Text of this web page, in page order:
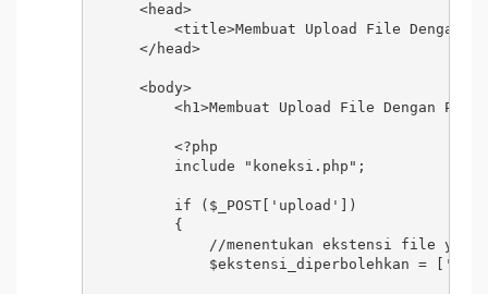
    <head>
<title>Membuat Upload File Dengan
    </head>
    <body>
<h1>Membuat Upload File Dengan PHP
        <?php
        include "koneksi.php";
        if ($_POST['upload'])
        {
//menentukan ekstensi file yang
$ekstensi_diperbolehkan =